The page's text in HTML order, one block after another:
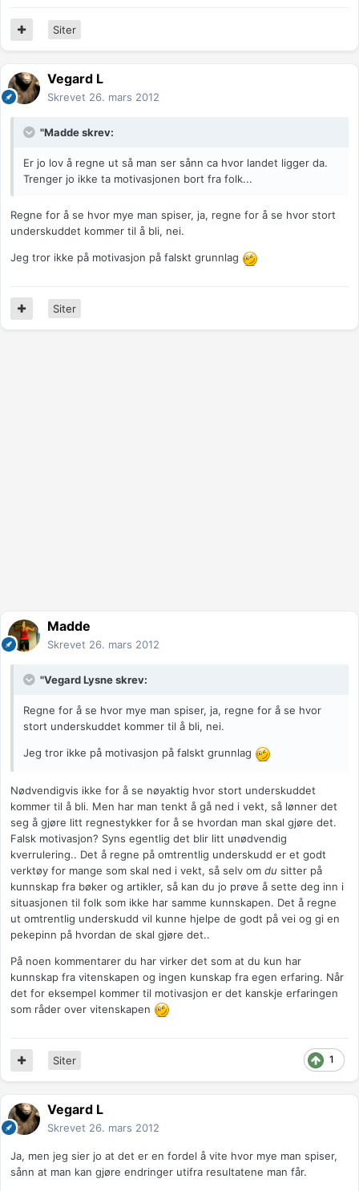
Siter
Vegard L
Skrevet 26. mars 2012
"Madde skrev:
Er jo lov å regne ut så man ser sånn ca hvor landet ligger da.
Trenger jo ikke ta motivasjonen bort fra folk...
Regne for å se hvor mye man spiser, ja, regne for å se hvor stort
underskuddet kommer til å bli, nei.
Jeg tror ikke på motivasjon på falskt grunnlag
Siter
Madde
Skrevet 26. mars 2012
"Vegard Lysne skrev:
Regne for å se hvor mye man spiser, ja, regne for å se hvor
stort underskuddet kommer til å bli, nei.
Jeg tror ikke på motivasjon på falskt grunnlag
Nødvendigvis ikke for å se nøyaktig hvor stort underskuddet
kommer til å bli. Men har man tenkt å gå ned i vekt, så lønner det
seg å gjøre litt regnestykker for å se hvordan man skal gjøre det.
Falsk motivasjon? Syns egentlig det blir litt unødvendig
kverrulering.. Det å regne på omtrentlig underskudd er et godt
verktøy for mange som skal ned i vekt, så selv om du sitter på
kunnskap fra bøker og artikler, så kan du jo prøve å sette deg inn i
situasjonen til folk som ikke har samme kunnskapen. Det å regne
ut omtrentlig underskudd vil kunne hjelpe de godt på vei og gi en
pekepinn på hvordan de skal gjøre det..
På noen kommentarer du har virker det som at du kun har
kunnskap fra vitenskapen og ingen kunskap fra egen erfaring. Når
det for eksempel kommer til motivasjon er det kanskje erfaringen
som råder over vitenskapen
1
Siter
Vegard L
Skrevet 26. mars 2012
Ja, men jeg sier jo at det er en fordel å vite hvor mye man spiser,
sånn at man kan gjøre endringer utifra resultatene man får.